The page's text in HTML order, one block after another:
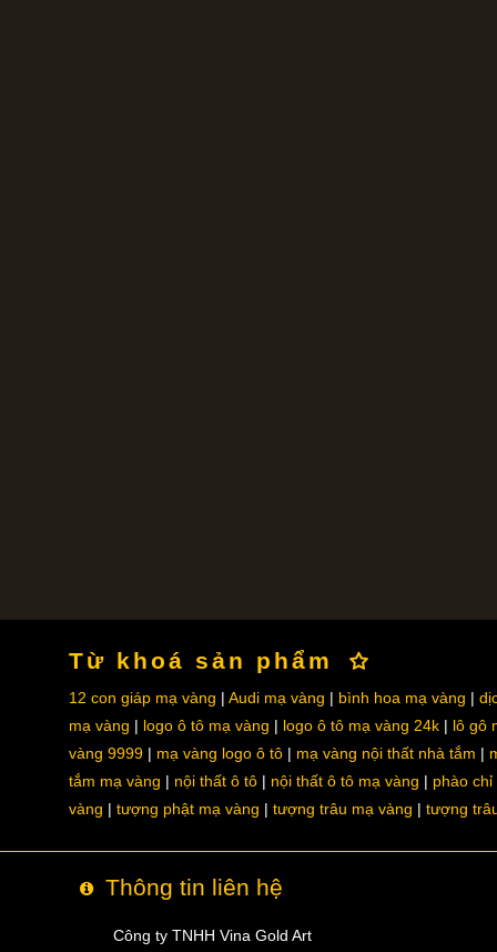
Từ khoá sản phẩm
12 con giáp mạ vàng Audi mạ vàng bình hoa mạ vàng
mạ vàng
logo ô tô mạ vàng logo ô tô mạ vàng 24k
lô gô
vàng 9999
mạ vàng logo ô tô mạ vàng nội thất nhà tắm
tắm mạ vàng
nội thất ô tô nội thất ô tô mạ vàng
phào chỉ
vàng
tượng phật mạ vàng tượng trâu mạ vàng tượng
Thông tin liên hệ
Công ty TNHH Vina Gold Art